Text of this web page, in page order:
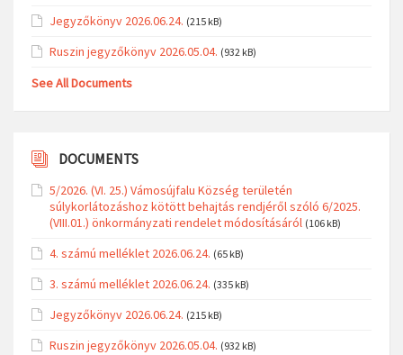
Jegyzőkönyv 2026.06.24. (215 kB)
Ruszin jegyzőkönyv 2026.05.04. (932 kB)
See All Documents
DOCUMENTS
5/2026. (VI. 25.) Vámosújfalu Község területén
súlykorlátozáshoz kötött behajtás rendjéről szóló 6/2025.
(VIII.01.) önkormányzati rendelet módosításáról (106 kB)
4. számú melléklet 2026.06.24. (65 kB)
3. számú melléklet 2026.06.24. (335 kB)
Jegyzőkönyv 2026.06.24. (215 kB)
Ruszin jegyzőkönyv 2026.05.04. (932 kB)